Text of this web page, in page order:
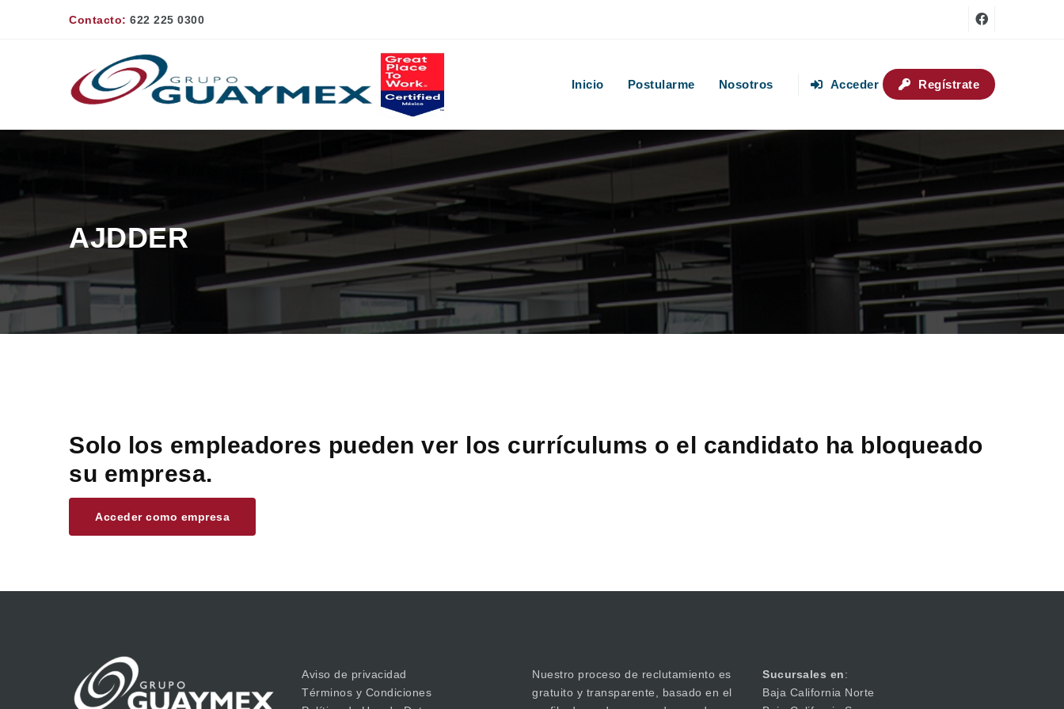
Contacto: 622 225 0300
Inicio Postularme Nosotros Acceder Regístrate
AJDDER
Solo los empleadores pueden ver los currículums o el candidato ha bloqueado
su empresa.
Acceder como empresa
Aviso de privacidad
Términos y Condiciones
Nuestro proceso de reclutamiento es
gratuito y transparente, basado en el
Sucursales en:
Baja California Norte